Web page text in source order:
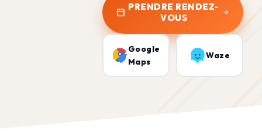
PRENDRE RENDEZ-
VOUS
Google
Maps
Waze